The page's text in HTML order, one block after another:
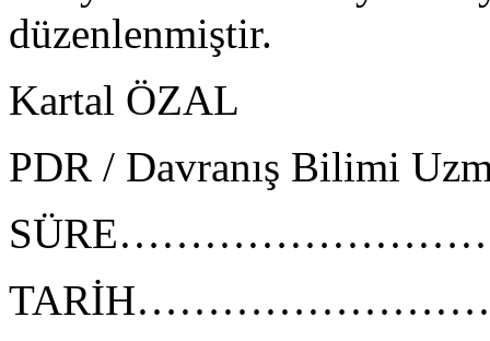
düzenlenmiştir.
Kartal ÖZAL
PDR / Davranış Bilimi